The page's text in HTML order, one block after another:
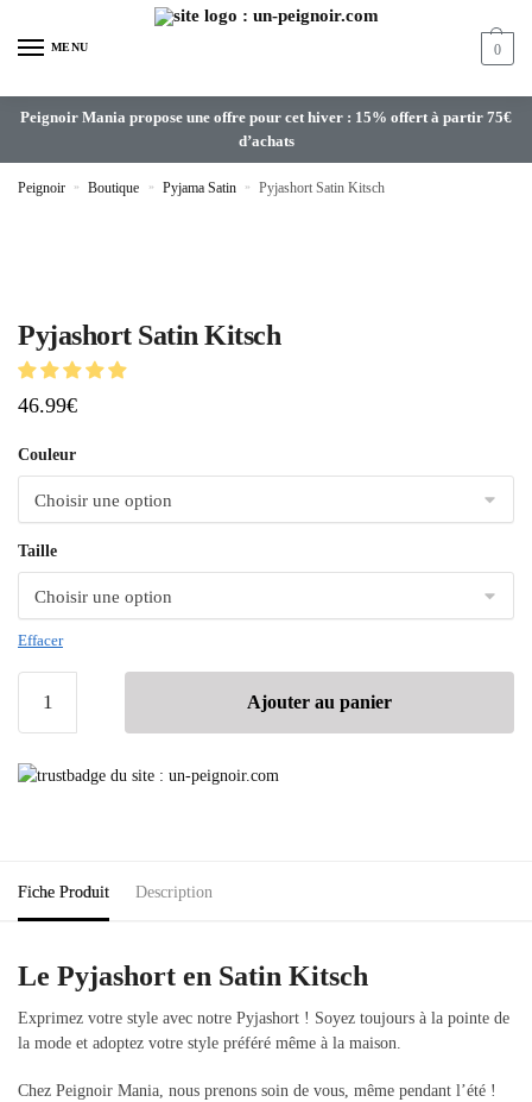
MENU 0
Peignoir Mania propose une offre pour cet hiver : 15% offert à partir 75€
d’achats
Peignoir » Boutique » Pyjama Satin » Pyjashort Satin Kitsch
Pyjashort Satin Kitsch
46.99€
Couleur
Taille
Effacer
Ajouter au panier
Fiche Produit Description
Le Pyjashort en Satin Kitsch
Exprimez votre style avec notre Pyjashort ! Soyez toujours à la pointe de
la mode et adoptez votre style préféré même à la maison.
Chez Peignoir Mania, nous prenons soin de vous, même pendant l’été !